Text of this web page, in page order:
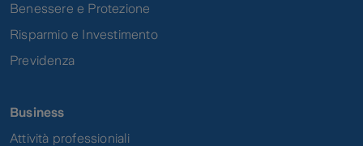
Benessere e Protezione
Risparmio e Investimento
Previdenza
Business
Attività professioniali